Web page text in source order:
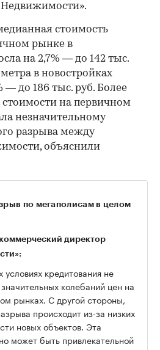
стоимость
рынке в
на 2,7% — до 142 тыс.
в новостройках
— до 186 тыс. руб. Более
на первичном
незначительному
разрыва между
объяснили
по мегаполисам в целом
директор
кредитования не
колебаний цен на
рынках. С другой стороны,
происходит из-за низких
новых объектов. Эта
может быть привлекательной